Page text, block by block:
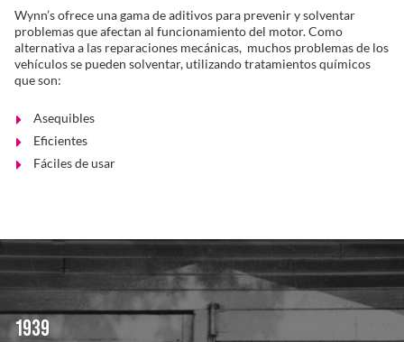
Wynn’s ofrece una gama de aditivos para prevenir y solventar
problemas que afectan al funcionamiento del motor. Como
alternativa a las reparaciones mecánicas, muchos problemas de los
vehículos se pueden solventar, utilizando tratamientos químicos
que son:
Asequibles
Eficientes
Fáciles de usar
NUESTRA HISTORIA
1939